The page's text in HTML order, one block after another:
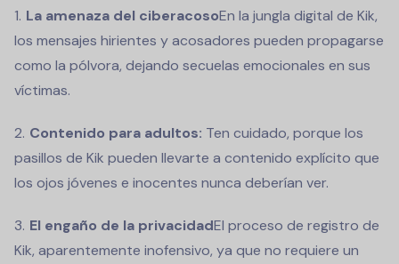
La amenaza del ciberacosoEn la jungla digital de Kik,
los mensajes hirientes y acosadores pueden propagarse
como la pólvora, dejando secuelas emocionales en sus
víctimas.
Contenido para adultos: Ten cuidado, porque los
pasillos de Kik pueden llevarte a contenido explícito que
los ojos jóvenes e inocentes nunca deberían ver.
El engaño de la privacidadEl proceso de registro de
Kik, aparentemente inofensivo, ya que no requiere un